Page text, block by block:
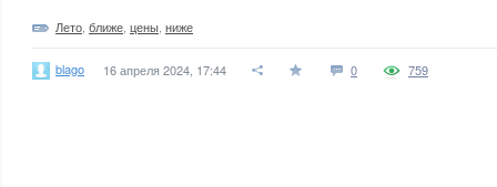
Лето ближе цены ниже
blago 16 апреля 2024, 17:44 0 759